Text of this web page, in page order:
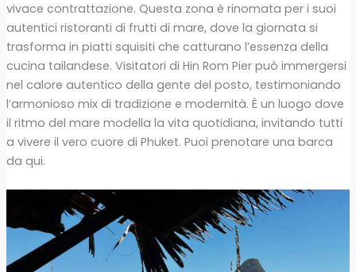
vivace contrattazione. Questa zona è rinomata per i suoi
autentici ristoranti di frutti di mare, dove la giornata si
trasforma in piatti squisiti che catturano l’essenza della
cucina tailandese. Visitatori di Hin Rom Pier può immergersi
nel calore autentico della gente del posto, testimoniando
l’armonioso mix di tradizione e modernità. È un luogo dove
il ritmo del mare modella la vita quotidiana, invitando tutti
a vivere il vero cuore di Phuket. Puoi prenotare una barca
da qui.